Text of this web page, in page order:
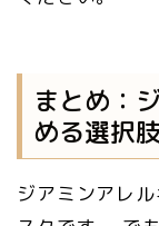
まとめ：
める選択
ジアミンアレ